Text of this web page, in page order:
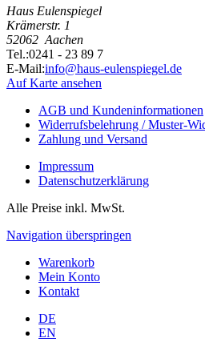
Haus Eulenspiegel
Krämerstr. 1
52062 Aachen
Tel.:0241 - 23 89 7
E-Mail:info@haus-eulenspiegel.de
Auf Karte ansehen
AGB und Kundeninformationen
Widerrufsbelehrung / Muster-
Zahlung und Versand
Impressum
Datenschutzerklärung
Alle Preise inkl. MwSt.
Navigation überspringen
Warenkorb
Mein Konto
Kontakt
DE
EN